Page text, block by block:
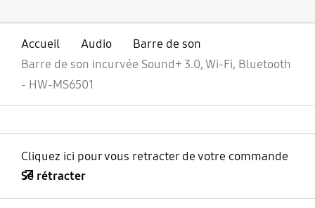
Accueil Audio
Barre de son
Barre de son incurvée Sound+ 3.0, Wi-Fi, Bluetooth
- HW-MS6501
Cliquez ici pour vous retracter de votre commande
Se rétracter